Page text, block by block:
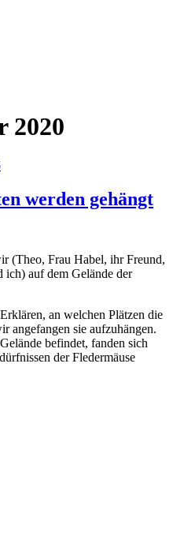
2020
werden gehängt
(Theo, Frau Habel, ihr Freund,
auf dem Gelände der
an welchen Plätzen die
angefangen sie aufzuhängen.
befindet, fanden sich
der Fledermäuse